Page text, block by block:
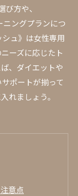
方や、
ングプランにつ
ュ》は女性専用
ーズに応じたト
、ダイエットや
ポートが揃って
れましょう。
意点